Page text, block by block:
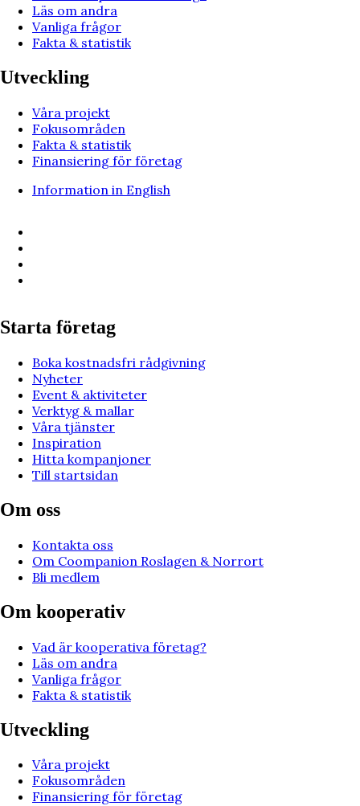
Läs om andra
Vanliga frågor
Fakta & statistik
Utveckling
Våra projekt
Fokusområden
Fakta & statistik
Finansiering för företag
Information in English
Starta företag
Boka kostnadsfri rådgivning
Nyheter
Event & aktiviteter
Verktyg & mallar
Våra tjänster
Inspiration
Hitta kompanjoner
Till startsidan
Om oss
Kontakta oss
Om Coompanion Roslagen & Norrort
Bli medlem
Om kooperativ
Vad är kooperativa företag?
Läs om andra
Vanliga frågor
Fakta & statistik
Utveckling
Våra projekt
Fokusområden
Finansiering för företag